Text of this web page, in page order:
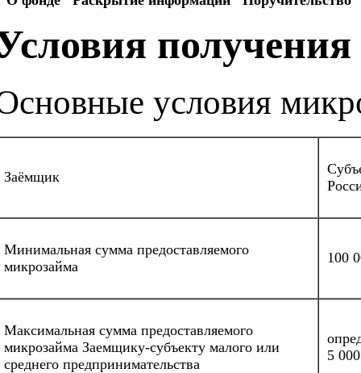
условия
Заёмщик
Минимальная сумма предоставляемого
микрозайма
100
Максимальная сумма предоставляемого
микрозайма Заемщику-субъекту малого или
среднего предпринимательства
5